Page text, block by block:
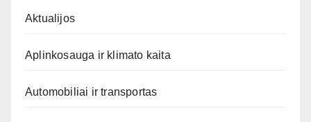
Aktualijos
Aplinkosauga ir klimato kaita
Automobiliai ir transportas